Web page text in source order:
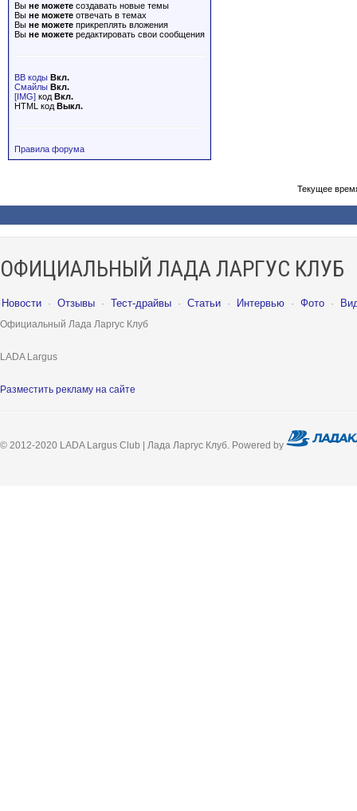
Вы не можете создавать новые темы
Вы не можете отвечать в темах
Вы не можете прикреплять вложения
Вы не можете редактировать свои сообщения
BB коды Вкл.
Смайлы Вкл.
[IMG] код Вкл.
HTML код Выкл.
Правила форума
Текущее
ОФИЦИАЛЬНЫЙ ЛАДА ЛАРГУС КЛУБ
Новости · Отзывы · Тест-драйвы · Статьи · Интервью · Фото ·
Официальный Лада Ларгус Клуб
LADA Largus
Разместить рекламу на сайте
© 2012-2020 LADA Largus Club | Лада Ларгус Клуб. Powered by